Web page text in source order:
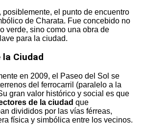
posiblemente, el punto de encuentro
de Charata. Fue concebido no
verde, sino como una obra de
para la ciudad.
la Ciudad
en 2009, el Paseo del Sol se
del ferrocarril (paralelo a la
gran valor histórico y social es que
de la ciudad que
divididos por las vías férreas,
física y simbólica entre los vecinos.